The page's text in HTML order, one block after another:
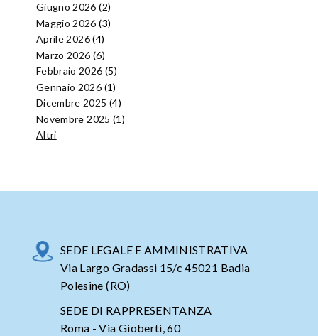
Giugno 2026 (2)
Maggio 2026 (3)
Aprile 2026(4)
Marzo 2026 (6)
Febbraio 2026 (5)
Gennaio 2026 (1)
Dicembre 2025 (4)
Novembre 2025 (1)
Altri
SEDE LEGALE E AMMINISTRATIVA
Via Largo Gradassi 15/c 45021 Badia
Polesine (RO)
SEDE DI RAPPRESENTANZA
Roma - Via Gioberti, 60